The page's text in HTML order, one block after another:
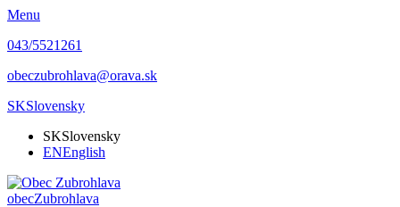
Menu
043/5521261
obeczubrohlava@orava.sk
SKSlovensky
SKSlovensky
ENEnglish
obecZubrohlava